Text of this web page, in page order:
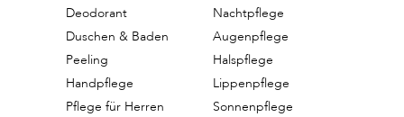
Deodorant
Duschen & Baden
Peeling
Handpflege
Pflege für Herren
Nachtpflege
Augenpflege
Halspflege
Lippenpflege
Sonnenpflege